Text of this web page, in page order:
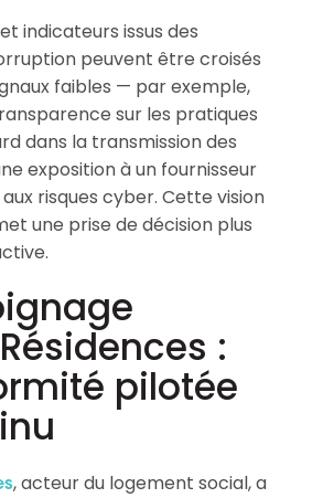
indicateurs issus des
peuvent être croisés
faibles — par exemple,
sur les pratiques
dans la transmission des
exposition à un fournisseur
risques cyber. Cette vision
une prise de décision plus
:
pilotée
, acteur du logement social, a